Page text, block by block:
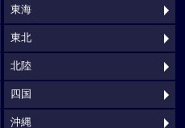
東海
東北
北陸
四国
沖縄